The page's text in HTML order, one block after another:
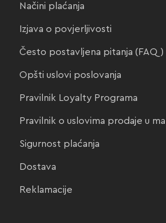
Načini plaćanja
Izjava o povjerljivosti
Često postavljena pitanja (FAQ)
Opšti uslovi poslovanja
Pravilnik Loyalty Programa
Pravilnik o uslovima prodaje u
Sigurnost plaćanja
Dostava
Reklamacije